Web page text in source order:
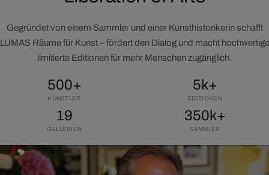
Gegründet von einem Sammler und einer Kunsthistorikerin schafft
LUMAS Räume für Kunst – fördert den Dialog und macht hochwertige
limitierte Editionen für mehr Menschen zugänglich.
500+
KÜNSTLER
5k+
EDITIONEN
19
GALLERIEN
350k+
SAMMLER